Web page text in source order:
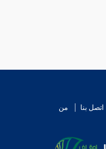
اتصل بنا
من